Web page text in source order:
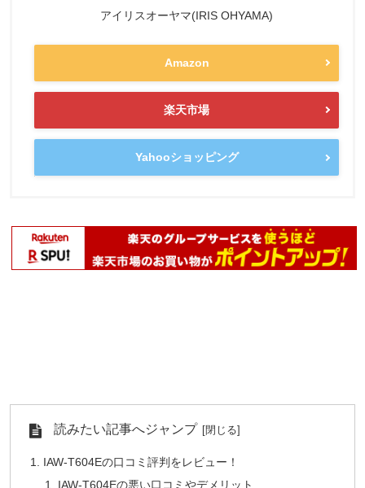
アイリスオーヤマ(IRIS OHYAMA)
Amazon
楽天市場
Yahooショッピング
読みたい記事へジャンプ
IAW-T604Eの口コミ評判をレビュー！
IAW-T604Eの悪い口コミやデメリット